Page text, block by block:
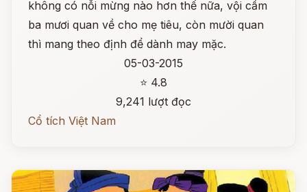
không có nỗi mừng nào hơn thế nữa, vội cầm
ba mươi quan về cho mẹ tiêu, còn mười quan
thì mang theo định để dành may mặc.
05-03-2015
⭐ 4.8
9,241 lượt đọc
Cổ tích Việt Nam